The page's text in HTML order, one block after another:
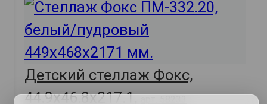
Детский стеллаж Фокс,
44.9х46.8х217.1,